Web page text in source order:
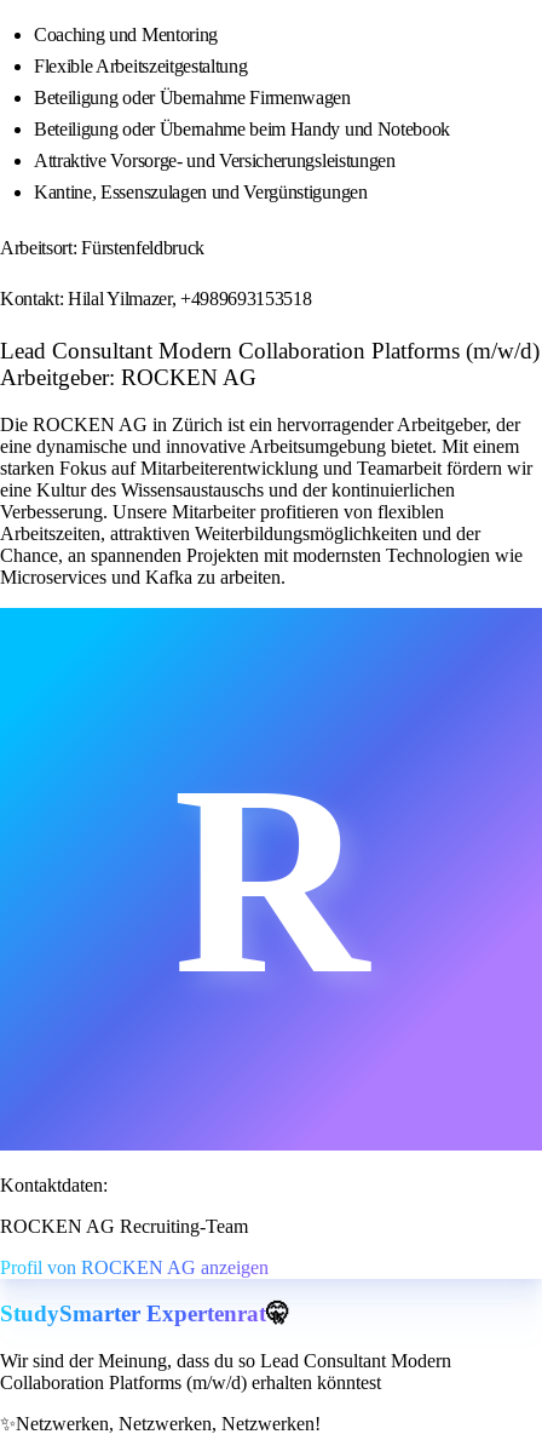
Coaching und Mentoring
Flexible Arbeitszeitgestaltung
Beteiligung oder Übernahme Firmenwagen
Beteiligung oder Übernahme beim Handy und Notebook
Attraktive Vorsorge- und Versicherungsleistungen
Kantine, Essenszulagen und Vergünstigungen
Arbeitsort: Fürstenfeldbruck
Kontakt: Hilal Yilmazer, +4989693153518
Lead Consultant Modern Collaboration Platforms (m/w/d)
Arbeitgeber: ROCKEN AG
Die ROCKEN AG in Zürich ist ein hervorragender Arbeitgeber, der
eine dynamische und innovative Arbeitsumgebung bietet. Mit einem
starken Fokus auf Mitarbeiterentwicklung und Teamarbeit fördern wir
eine Kultur des Wissensaustauschs und der kontinuierlichen
Verbesserung. Unsere Mitarbeiter profitieren von flexiblen
Arbeitszeiten, attraktiven Weiterbildungsmöglichkeiten und der
Chance, an spannenden Projekten mit modernsten Technologien wie
Microservices und Kafka zu arbeiten.
R
Kontaktdaten:
ROCKEN AG Recruiting-Team
Profil von ROCKEN AG anzeigen
StudySmarter Expertenrat🤫
Wir sind der Meinung, dass du so Lead Consultant Modern
Collaboration Platforms (m/w/d) erhalten könntest
✨Netzwerken, Netzwerken, Netzwerken!